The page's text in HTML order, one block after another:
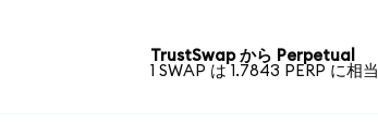
TrustSwap から Perpetual
1 SWAP は 1.7843 PERP に相当